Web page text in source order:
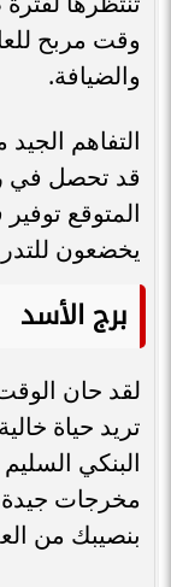
وقت مربح
والضيافة.
التفاهم
قد تحصل في
المتوقع
يخضعون
برج الأسد
لقد حان
تريد حياة
البنكي
مخرجات
بنصيبك من